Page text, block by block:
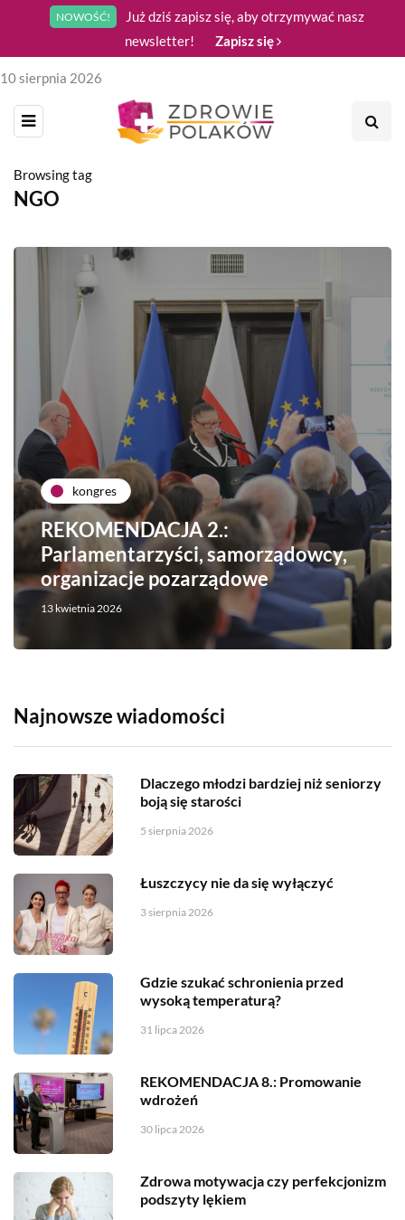
NOWOŚĆ!
Już dziś zapisz się, aby otrzymywać nasz
newsletter!
Zapisz się
10 sierpnia 2026
Browsing tag
NGO
kongres
REKOMENDACJA 2.:
Parlamentarzyści, samorządowcy,
organizacje pozarządowe
13 kwietnia 2026
Najnowsze wiadomości
Dlaczego młodzi bardziej niż seniorzy
boją się starości
5 sierpnia 2026
Łuszczycy nie da się wyłączyć
3 sierpnia 2026
Gdzie szukać schronienia przed
wysoką temperaturą?
31 lipca 2026
REKOMENDACJA 8.: Promowanie
wdrożeń
30 lipca 2026
Zdrowa motywacja czy perfekcjonizm
podszyty lękiem